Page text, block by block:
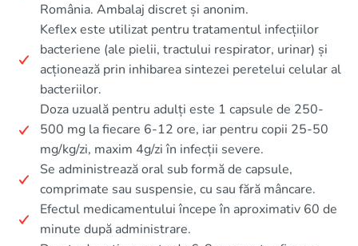
România. Ambalaj discret și anonim.
Keflex este utilizat pentru tratamentul infecțiilor
bacteriene (ale pielii, tractului respirator, urinar) și
acționează prin inhibarea sintezei peretelui celular al
bacteriilor.
Doza uzuală pentru adulți este 1 capsule de 250-
500 mg la fiecare 6-12 ore, iar pentru copii 25-50
mg/kg/zi, maxim 4g/zi în infecții severe.
Se administrează oral sub formă de capsule,
comprimate sau suspensie, cu sau fără mâncare.
Efectul medicamentului începe în aproximativ 60 de
minute după administrare.